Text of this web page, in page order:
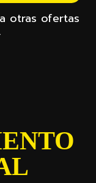
otras ofertas